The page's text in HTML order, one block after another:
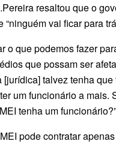
resaltou que o
“ninguém vai ficar para
o que podemos fazer
que possam ser
talvez tenha que
um funcionário a mais.
tenha um funcionário?”
pode contratar